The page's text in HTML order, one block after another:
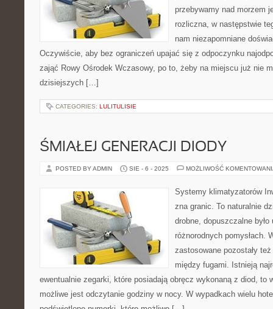
przebywamy nad morzem
rozliczna, w następstwie
nam niezapomniane
Oczywiście, aby bez ograniczeń upajać się z odpoczynku
zająć Rowy Ośrodek Wczasowy, po to, żeby na miejscu już nie
dzisiejszych […]
CATEGORIES: LULITULISIE
ŚMIAŁEJ GENERACJI DIODY
POSTED BY ADMIN SIE - 6 - 2025 MOŻLIWOŚĆ
Systemy klimatyzatorów
zna granic. To naturalnie
drobne, dopuszczalne
różnorodnych pomysłach.
zastosowane pozostały
między fugami. Istnieją
ewentualnie zegarki, które posiadają obręcz wykonaną z diod, to
możliwe jest odczytanie godziny w nocy. W wypadkach wielu